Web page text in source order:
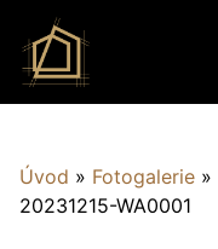
Úvod » Fotogalerie »
20231215-WA0001